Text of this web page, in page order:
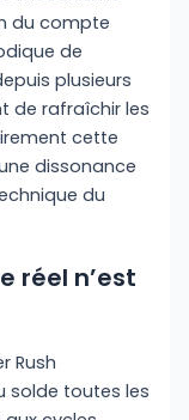
du compte
de
plusieurs
de rafraîchir les
cette
dissonance
du
réel n’est
Rush
solde toutes les